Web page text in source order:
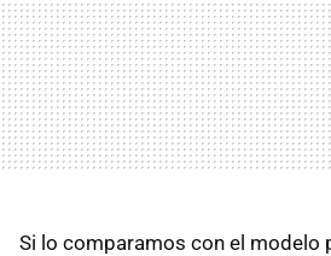
Si lo comparamos con el modelo